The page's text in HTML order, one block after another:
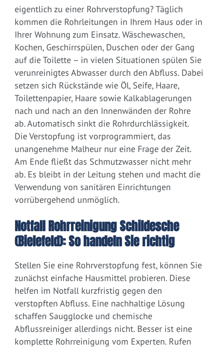
eigentlich zu einer Rohrverstopfung? Täglich
kommen die Rohrleitungen in Ihrem Haus oder in
Ihrer Wohnung zum Einsatz. Wäschewaschen,
Kochen, Geschirrspülen, Duschen oder der Gang
auf die Toilette – in vielen Situationen spülen Sie
verunreinigtes Abwasser durch den Abfluss. Dabei
setzen sich Rückstände wie Öl, Seife, Haare,
Toilettenpapier, Haare sowie Kalkablagerungen
nach und nach an den Innenwänden der Rohre
ab. Automatisch sinkt die Rohrdurchlässigkeit.
Die Verstopfung ist vorprogrammiert, das
unangenehme Malheur nur eine Frage der Zeit.
Am Ende fließt das Schmutzwasser nicht mehr
ab. Es bleibt in der Leitung stehen und macht die
Verwendung von sanitären Einrichtungen
vorrübergehend unmöglich.
Notfall Rohrreinigung Schildesche
(Bielefeld): So handeln Sie richtig
Stellen Sie eine Rohrverstopfung fest, können Sie
zunächst einfache Hausmittel probieren. Diese
helfen im Notfall kurzfristig gegen den
verstopften Abfluss. Eine nachhaltige Lösung
schaffen Saugglocke und chemische
Abflussreiniger allerdings nicht. Besser ist eine
komplette Rohrreinigung vom Experten. Rufen